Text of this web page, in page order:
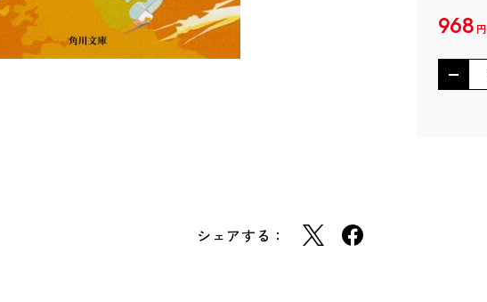
シェアする：
968 円